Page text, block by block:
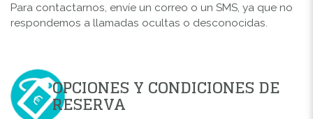
Para contactarnos, envíe un correo o un SMS, ya que no
respondemos a llamadas ocultas o desconocidas.
OPCIONES Y CONDICIONES DE
RESERVA